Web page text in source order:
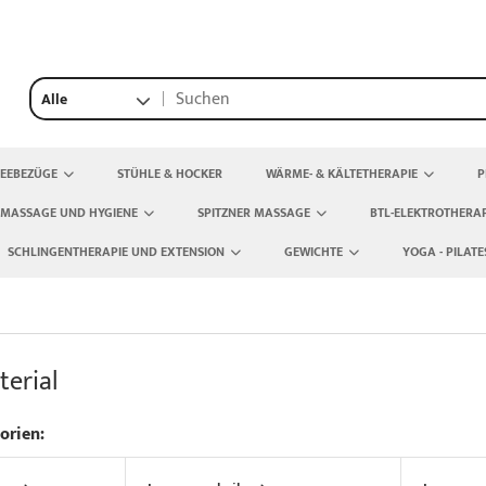
Alle
STÜHLE & HOCKER WÄRME- & KÄLTETHERAPIE
UND HYGIENE
SPITZNER MASSAGE
BTL-
SCHLINGENTHERAPIE UND EXTENSION
GEWICHTE YOGA -